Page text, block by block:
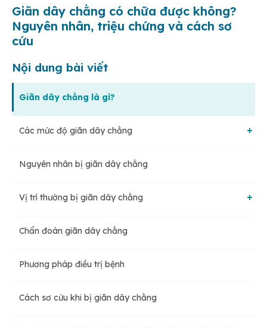
Thuận Mỹ
Giãn dây chằng có chữa được không?
Nguyên nhân, triệu chứng và cách sơ
cứu
Nội dung bài viết
Giãn dây chằng là gì?
Các mức độ giãn dây chằng
Nhẹ
Nguyên nhân bị giãn dây chằng
Vị trí thường bị giãn dây chằng
Cột sống
Chẩn đoán giãn dây chằng
Phương pháp điều trị bệnh
Cách sơ cứu khi bị giãn dây chằng